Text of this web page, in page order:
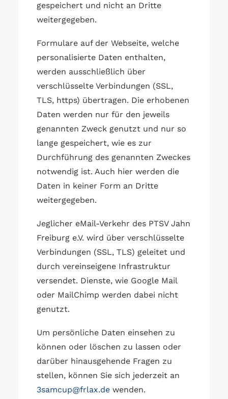
gespeichert und nicht an Dritte
weitergegeben.
Formulare auf der Webseite, welche
personalisierte Daten enthalten,
werden ausschließlich über
verschlüsselte Verbindungen (SSL,
TLS, https) übertragen. Die erhobenen
Daten werden nur für den jeweils
genannten Zweck genutzt und nur so
lange gespeichert, wie es zur
Durchführung des genannten Zweckes
notwendig ist. Auch hier werden die
Daten in keiner Form an Dritte
weitergegeben.
Jeglicher eMail-Verkehr des PTSV Jahn
Freiburg e.V. wird über verschlüsselte
Verbindungen (SSL, TLS) geleitet und
durch vereinseigene Infrastruktur
versendet. Dienste, wie Google Mail
oder MailChimp werden dabei nicht
genutzt.
Um persönliche Daten einsehen zu
können oder löschen zu lassen oder
darüber hinausgehende Fragen zu
stellen, können Sie sich jederzeit an
3samcup@frlax.de wenden.